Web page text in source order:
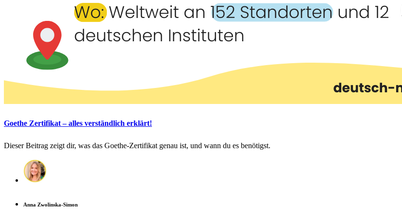
Goethe Zertifikat – alles verständlich erklärt!
Dieser Beitrag zeigt dir, was das Goethe-Zertifikat genau ist, und wann du es benötigst.
Anna Zwolinska-Simon